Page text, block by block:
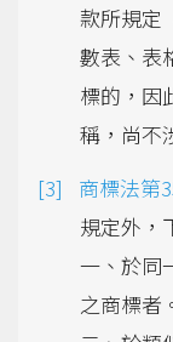
款所規定
數表、表
標的，因
稱，尚不
商標法第
規定外，
一、於同
之商標者